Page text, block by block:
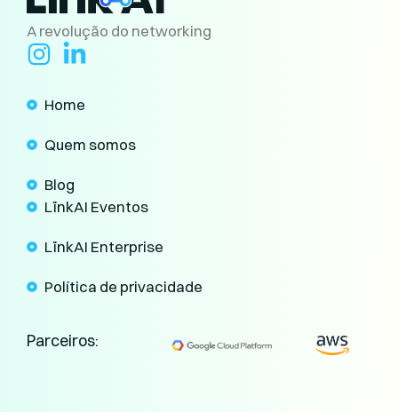
A revolução do networking
Home
Quem somos
Blog
LïnkAI Eventos
LïnkAI Enterprise
Política de privacidade
Parceiros: